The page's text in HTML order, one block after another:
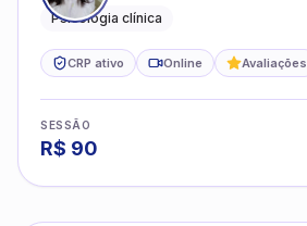
adolescentes e adultos.
Psicologia clínica
CRP ativo Online Avaliações
SESSÃO
R$ 90